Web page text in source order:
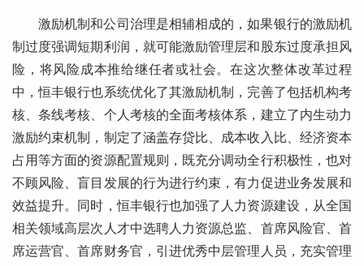
激励机制和公司治理是相辅相成的，如果银行的激励机
制过度强调短期利润，就可能激励管理层和股东过度承担风
险，将风险成本推给继任者或社会。在这次整体改革过程
中，恒丰银行也系统优化了其激励机制，完善了包括机构考
核、条线考核、个人考核的全面考核体系，建立了内生动力
激励约束机制，制定了涵盖存贷比、成本收入比、经济资本
占用等方面的资源配置规则，既充分调动全行积极性，也对
不顾风险、盲目发展的行为进行约束，有力促进业务发展和
效益提升。同时，恒丰银行也加强了人力资源建设，从全国
相关领域高层次人才中选聘人力资源总监、首席风险官、首
席运营官、首席财务官，引进优秀中层管理人员，充实管理